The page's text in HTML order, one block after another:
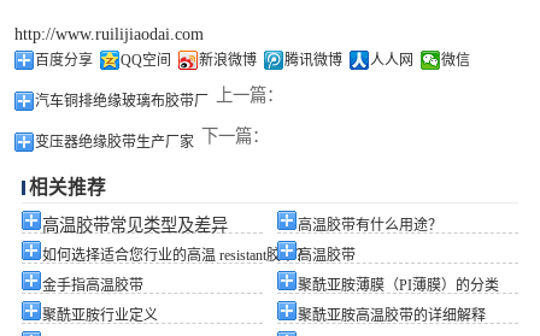
http://www.ruilijiaodai.com
百度分享 QQ空间 新浪微博 腾讯微博 人人网 微信
上一篇：
汽车铜排绝缘玻璃布胶带厂
下一篇：
变压器绝缘胶带生产厂家
相关推荐
高温胶带常见类型及差异
高温胶带有什么用途？
如何选择适合您行业的高温 resistant胶带？高温胶带
金手指高温胶带
聚酰亚胺薄膜（PI薄膜）的分类
聚酰亚胺行业定义
聚酰亚胺高温胶带的详细解释
（保护膜）
等离子热喷涂胶
带
防火陶瓷化硅胶
带